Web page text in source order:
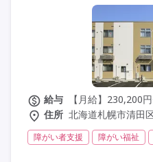
給与
【月給】230,200
住所 北海道札幌市清田
障がい者支援 障がい福祉